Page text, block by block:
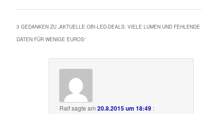
3 GEDANKEN ZU „AKTUELLE OBI-LED-DEALS: VIELE LUMEN UND FEHLENDE
DATEN FÜR WENIGE EUROS“
Ralfsagte am20.8.2015 um 18:49 :